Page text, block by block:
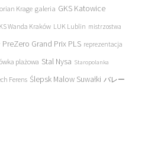
Krage galeria GKS Katowice
KS Wanda Kraków LUK Lublin mistrzostwa
PreZero Grand Prix PLS reprezentacja
plażowa Stal Nysa Staropolanka
Ferens Ślepsk Malow Suwałki バレー